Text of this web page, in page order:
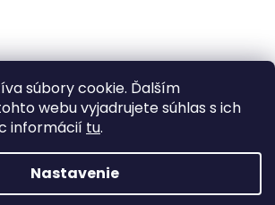
súbory cookie. Ďalším
webu vyjadrujete súhlas s ich
informácií tu.
Nastavenie
Vytvoril Shoptet